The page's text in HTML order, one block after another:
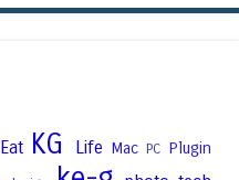
Eat KG Life Mac PC Plugin